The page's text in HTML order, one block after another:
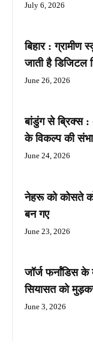
July 6, 2026
बिहार : ग्रामीण
जाती है डिजिटल
June 26, 2026
बांडुंग से ब्रिक्स :
के विकल्प की
June 24, 2026
नेहरू को कोसते
बन गए
June 23, 2026
जॉर्ज फर्नांडिस के
सियासत को
June 3, 2026